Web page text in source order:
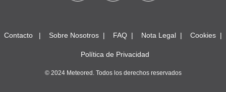
Contacto Sobre Nosotros FAQ Nota Legal Cookies
Política de Privacidad
© 2024 Meteored. Todos los derechos reservados